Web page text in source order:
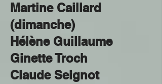
Martine Caillard
(dimanche)
Hélène Guillaume
Ginette Troch
Claude Seignot